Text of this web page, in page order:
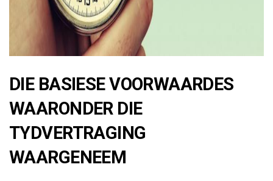
DIE BASIESE VOORWAARDES
WAARONDER DIE
TYDVERTRAGING
WAARGENEEM